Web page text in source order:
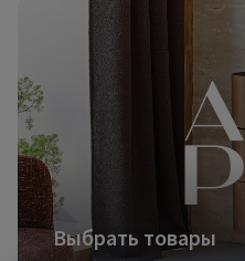
Выбрать товары